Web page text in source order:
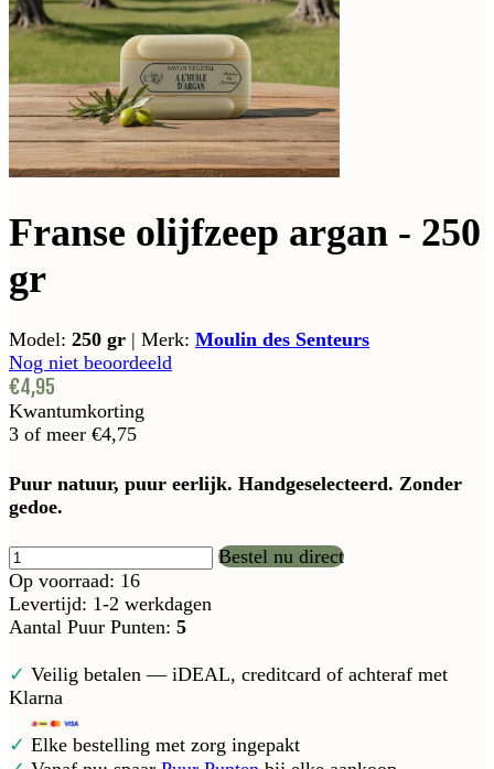
Franse olijfzeep argan - 250
gr
Model: 250 gr | Merk: Moulin des Senteurs
Nog niet beoordeeld
€4,95
Kwantumkorting
3 of meer €4,75
Puur natuur, puur eerlijk. Handgeselecteerd. Zonder
gedoe.
Bestel nu direct
Op voorraad: 16
Levertijd: 1-2 werkdagen
Aantal Puur Punten: 5
✓ Veilig betalen — iDEAL, creditcard of achteraf met
Klarna
✓ Elke bestelling met zorg ingepakt